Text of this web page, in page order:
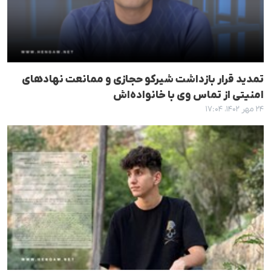
تمدید قرار بازداشت شیرکو حجازی و ممانعت نهادهای
امنیتی از تماس وی با خانواده‌اش
۲۴ مهر ۱۴۰۲، ۱۷:۰۴